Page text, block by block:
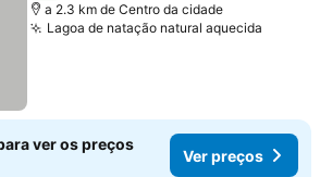
a 2.3 km de Centro da cidade
Lagoa de natação natural aquecida
ver os preços
Ver preços